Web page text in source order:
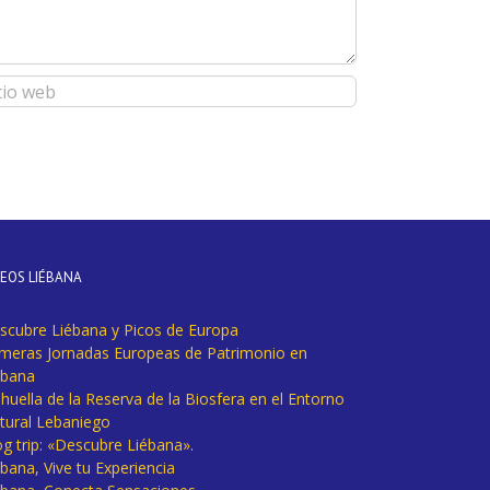
LIÉBANA
Liébana y Picos de Europa
Jornadas Europeas de Patrimonio en
de la Reserva de la Biosfera en el Entorno
Lebaniego
trip: «Descubre Liébana».
Vive tu Experiencia